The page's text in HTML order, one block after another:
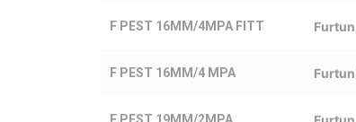
F PEST 16MM/4MPA FITT Furtun
F PEST 16MM/4 MPA
F PEST 19MM/2MPA